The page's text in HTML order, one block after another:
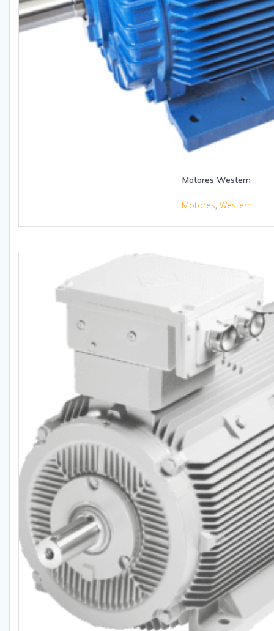
Motores Western
Motores, Western